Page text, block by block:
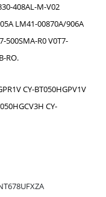
408AL-M-V02
LM41-00870A/906A
500SMA-R0 V0T7-
RO.
CY-BT050HGPV1V
CY-